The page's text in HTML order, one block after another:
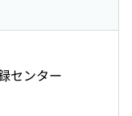
センター